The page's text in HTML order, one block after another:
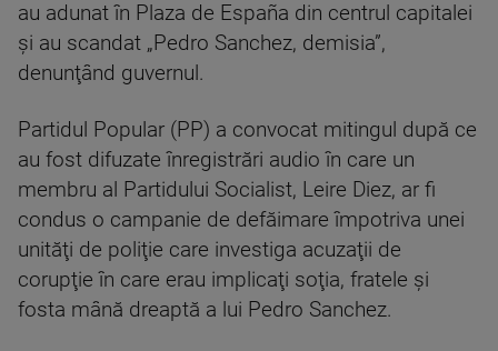
au adunat în Plaza de España din centrul capitalei
şi au scandat „Pedro Sanchez, demisia”,
denunţând guvernul.
Partidul Popular (PP) a convocat mitingul după ce
au fost difuzate înregistrări audio în care un
membru al Partidului Socialist, Leire Diez, ar fi
condus o campanie de defăimare împotriva unei
unităţi de poliţie care investiga acuzaţii de
corupţie în care erau implicaţi soţia, fratele şi
fosta mână dreaptă a lui Pedro Sanchez.